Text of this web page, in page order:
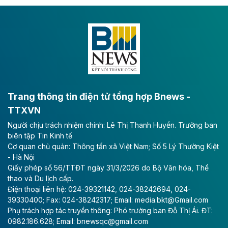
Đông A dài khoảng 25,1 km được kỳ vọng sẽ tạo động
lực phát triển kinh tế - xã hội khu vực phía Nam đồng
Long Thành
Tổng công ty Cảng hàng không Việt Nam - CTCP
(ACV) vừa lập kỷ lục mới về lợi nhuận trong quý
II/2026.
Theo baodautu.vn
Vinaconex lập đỉnh doanh thu
Tổng CTCP Xuất nhập khẩu và Xây dựng Việt Nam
(Vinaconex) đã khép lại nửa đầu năm với doanh thu
thuần gần 7.268 tỷ đồng, tăng 4% so với cùng kỳ và
cũng là mức cao nhất lịch sử hoạt động của doanh
Trang thông tin điện tử tổng hợp Bnews -
TTXVN
Người chịu trách nhiệm chính: Lê Thị Thanh Huyền. Trưởng ban
biên tập Tin Kinh tế
Cơ quan chủ quản: Thông tấn xã Việt Nam; Số 5 Lý Thường Kiệt
- Hà Nội
Giấy phép số 56/TTĐT ngày 31/3/2026 do Bộ Văn hóa, Thể
thao và Du lịch cấp.
Điện thoại liên hệ: 024-39321142, 024-38242694, 024-
39330400; Fax: 024-38242317; Email: media.bkt@Gmail.com
Phụ trách hợp tác truyền thông: Phó trưởng ban Đỗ Thị Ái. ĐT:
0982.186.628; Email: bnewsqc@gmail.com